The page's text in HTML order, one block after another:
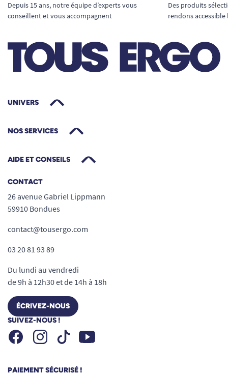
Depuis 15 ans, notre équipe d’experts vous
conseillent et vous accompagnent
Des produits
rendons
UNIVERS
NOS SERVICES
AIDE ET CONSEILS
CONTACT
26 avenue Gabriel Lippmann
59910 Bondues
contact@tousergo.com
03 20 81 93 89
Du lundi au vendredi
de 9h à 12h30 et de 14h à 18h
ÉCRIVEZ-NOUS
SUIVEZ-NOUS !
FacebookInstagramTiktok Youtube
PAIEMENT SÉCURISÉ !